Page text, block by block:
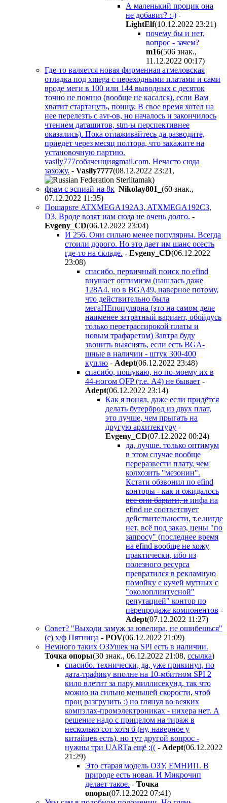
А маленький процик она
не добавит? :-) -
LightElf(10.12.2022 23:21)
почему бы и нет,
вопрос - зачем?
m16(506 знак.,
11.12.2022 00:17)
Где-то валяется новая фирменная атмеловская
отладка под xmegа с переходными платами и сами
вроде меги в 100 или 144 выводных с десяток
точно не помню (вообще не касался), если Вам
хватит стартануть, поищу. В свое время хотел на
нее перелезть с avr-ов, но началось и закончилось
чтением даташитов, stm-ы перспективнее
оказались). Пока отлаживайтесь да разводите,
приедет через месяц полтора, что закажите на
установочную партию.
vasily777собаченцияgmail.com. Нечасто сюда
захожу. - Vasily7777(08.12.2022 23:21 ,
)
фрам с эспиай на 8к Nikolay801_ (60 знак.,
07.12.2022 11:35)
Пошарьте ATXMEGA192A3, ATXMEGA192C3,
D3. Вроде возят нам сюда не очень долго. -
Evgeny_CD(06.12.2022 23:04)
И 256. Они сильно менее популярны. Всегда
стоили дорого. Но это дает им шанс осесть
где-то на складе. - Evgeny_CD(06.12.2022
23:08)
спасибо, первичный поиск по efind
внушает оптимизм (нашлась даже
128A4. но в BGA49, наверное потому,
что действительно была
мегаНЕпопулярна (это на самом деле
наименее затратный вариант, обойдусь
только перетрассирокой платы и
новым трафаретом) Завтра буду
звонить выяснять, если есть BGA-
шные в наличии - штук 300-400
куплю - Adept(06.12.2022 23:48)
спасибо, пошукаю, но по-моему их в
44-ногом QFP (т.е. А4) не бывает -
Adept(06.12.2022 23:14)
Как я понял, даже если придётся
делать бутерброд из двух плат,
это лучше, чем прыгать на
другую архитектуру -
Evgeny_CD(07.12.2022 00:24)
да, лучше. только оптимум
в этом случае вообще
переразвести плату, чем
колхозить "мезонин".
Кстати обзвонил по efind
конторы - как и ожидалось
все они барыги, и инфа на
efind не соответсвует
действительности, т.е.нигде
нет, всё под заказ, цены "по
запросу" (последнее время
на efind вообще не хожу
практически, ибо из
полезного ресурса
превратился в рекламную
помойку с кучей мутных с
"околоплинтусной"
репутацией" контор по
перепродаже компонентов -
Adept(07.12.2022 11:27)
Совет? "Выходи замуж за ювелира, не ошибешься"
(с) х/ф Пятница - POV(06.12.2022 21:09)
Немного таких ОЗУшек на SPI есть в наличии.
Toчкa oпopы(30 знак., 06.12.2022 21:08, ссылка)
спасибо. технически, да, уже прикинул, по
дата-трафику вполне на 10-мбитном SPI 2
кило влетит за пару миллисекунд, так что
можно на сильно меньшей скорости, чтоб
проц разгрузить :) но глянул во всяких
компэлах-промэлектрониках - нихера нет. А
решение надо с прицелом на тираж в
несколько сот хотя б (ну, наверное у
китайцев есть), но тут другой вопрос -
нужны три UARTа ещё :(( - Adept(06.12.2022
21:29)
Это старая модель ОЗУ, ЕМНИП. В
природе есть новая. И Микрочип
делает такое. - Toчкa
oпopы(07.12.2022 07:41)